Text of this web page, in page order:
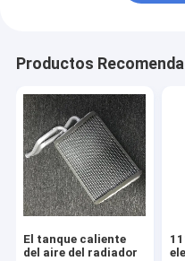
Productos
El tanque caliente
del aire del radiador